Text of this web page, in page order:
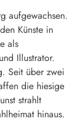
aufgewachsen.
Künste in
als
Illustrator.
Seit über zwei
die hiesige
strahlt
hinaus.